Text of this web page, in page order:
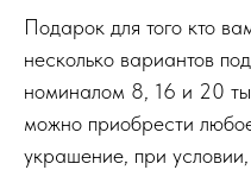
Подарок для того кто
несколько вариантов
номиналом 8, 16 и 20
можно приобрести
украшение, при